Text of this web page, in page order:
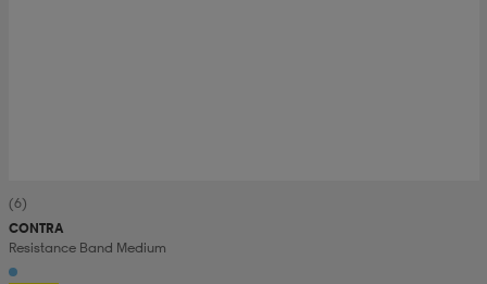
(6)
CONTRA
Resistance Band Medium